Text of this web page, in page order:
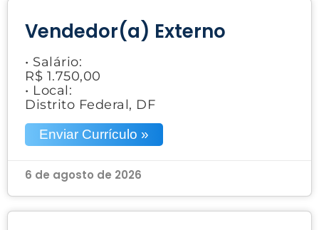
Vendedor(a) Externo
• Salário:
R$ 1.750,00
• Local:
Distrito Federal, DF
Enviar Currículo »
6 de agosto de 2026